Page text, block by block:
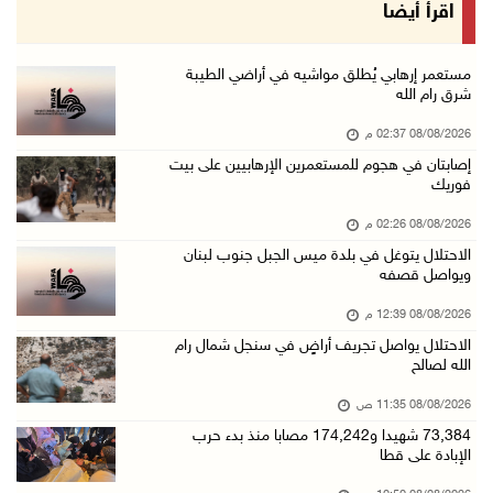
منتخبنا الوطني للتايكواندو يستهل مشاركته في ب ...
"فانا": الثقافة البحرينية تـصون الهوية الوطني ...
08/آب/2026 11:04 ص
73,384 شهيدا و174,242 مصابا منذ بدء حرب الإبا ...
08/آب/2026 10:50 ص
قوات الاحتلال تجري تحقيقات ميدانية مع عشرات ا ...
08/آب/2026 10:18 ص
تقرير: خطاب الكراهية والتحريض يتصاعد في أوساط ...
08/آب/2026 09:38 ص
3 إصابات برصاص الاحتلال شمال خان يونس
اقرأ أيضا
مستعمر إرهابي يُطلق مواشيه في أراضي الطيبة
شرق رام الله
08/08/2026 02:37 م
إصابتان في هجوم للمستعمرين الإرهابيين على بيت
فوريك
08/08/2026 02:26 م
الاحتلال يتوغل في بلدة ميس الجبل جنوب لبنان
ويواصل قصفه
08/08/2026 12:39 م
الاحتلال يواصل تجريف أراضٍ في سنجل شمال رام
الله لصالح
08/08/2026 11:35 ص
73,384 شهيدا و174,242 مصابا منذ بدء حرب
الإبادة على قطا